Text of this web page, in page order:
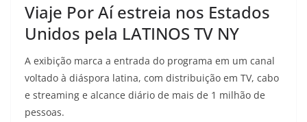
Viaje Por Aí estreia nos Estados
Unidos pela LATINOS TV NY
A exibição marca a entrada do programa em um canal
voltado à diáspora latina, com distribuição em TV, cabo
e streaming e alcance diário de mais de 1 milhão de
pessoas.